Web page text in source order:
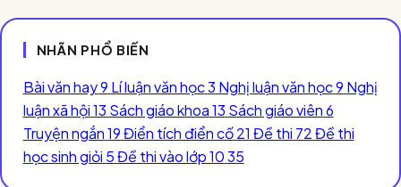
NHÃN PHỔ BIẾN
Bài văn hay9 Lí luận văn học3 Nghị luận văn học9 Nghị
luận xã hội13 Sách giáo khoa13 Sách giáo viên6
Truyện ngắn19Điển tích điển cố 21 Đề thi 72Đề thi
học sinh giỏi 5Đề thi vào lớp 1035